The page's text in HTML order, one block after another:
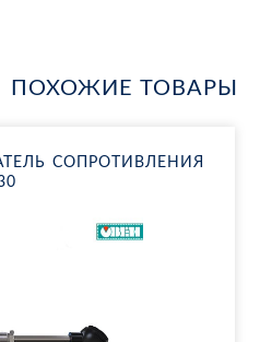
ПОХОЖИЕ ТОВАРЫ
СО­ПРО­ТИВ­ЛЕ­НИЯ